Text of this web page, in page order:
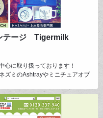
テージ Tigermilk
心に取り扱っております！
ズミのAshtrayやミニチュアオブ